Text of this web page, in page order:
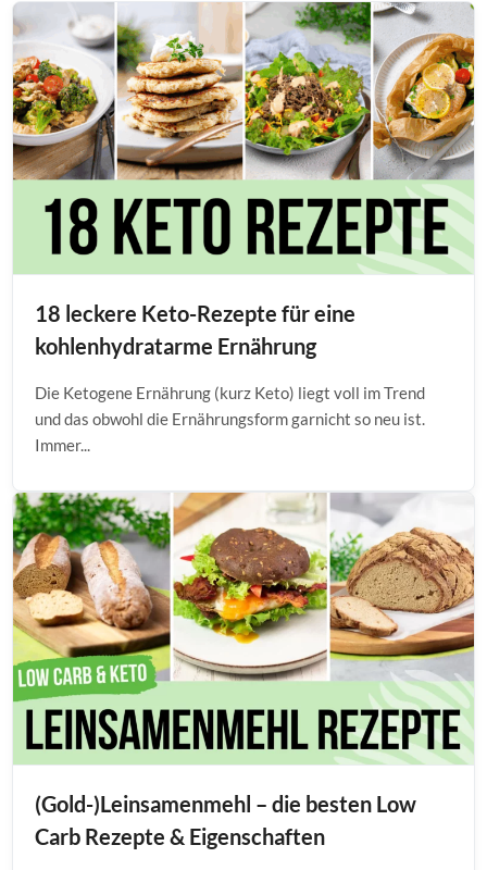
18 leckere Keto-Rezepte für eine
kohlenhydratarme Ernährung
Die Ketogene Ernährung (kurz Keto) liegt voll im Trend
und das obwohl die Ernährungsform garnicht so neu ist.
Immer...
(Gold-)Leinsamenmehl – die besten Low
Carb Rezepte & Eigenschaften